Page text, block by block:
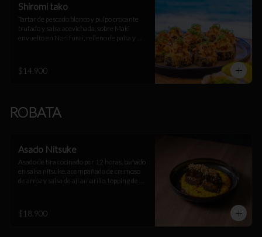
Shiromi tako
Tartar de pescado blanco y pulpo crocante
trufado y salsa acevichada, sobre Maki
envuelto en Nori furai, relleno de palta y
$14.900
ROBATA
Asado Nitsuke
Asado de tira cocinado por 12 horas, bañado
en salsa nitsuke, acompañado de cremoso
de arroz y salsa de ají amarillo, topping de
$18.900